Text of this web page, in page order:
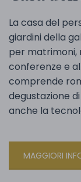
La casa del
giardini della
per matrimoni,
conferenze e
comprende
degustazione
anche la
MAGGIORI